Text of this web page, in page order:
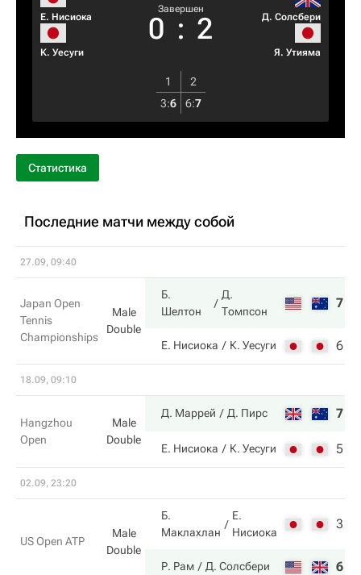
Е. Нисиока
К. Уесуги
Завершен
0 : 2 Д. Солсбери
Я. Утияма
1
2
3:6 6:7
Статистика
Последние матчи между собой
27.09, 09:40
Japan Open
Tennis
Championships
Male
Double
Б.
Шелтон
Д.
Томпсон
7
Е. Нисиока К. Уесуги 6
18.09, 09:10
Hangzhou
Open
Male
Double
Д. Маррей Д. Пирс 7
Е. Нисиока К. Уесуги 5
02.09, 23:20
US Open ATP
Male
Double
Б.
Маклахлан
Е.
Нисиока
3
Р. Рам Д. Солсбери 6